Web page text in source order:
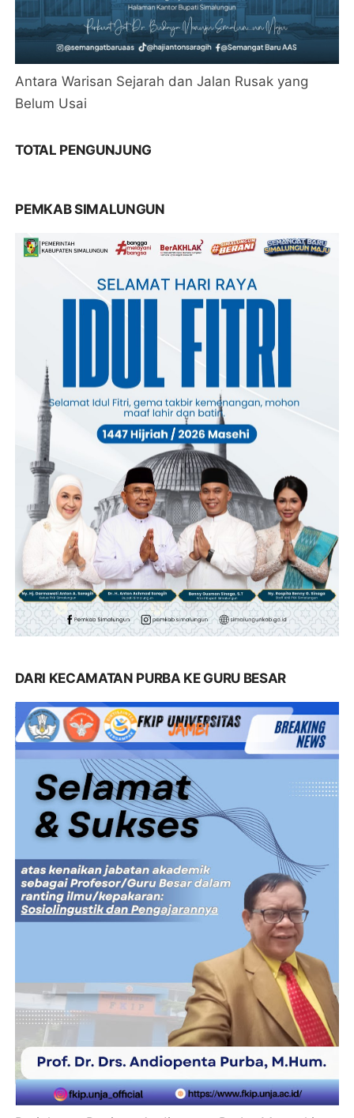
Antara Warisan Sejarah dan Jalan Rusak yang
Belum Usai
TOTAL PENGUNJUNG
PEMKAB SIMALUNGUN
DARI KECAMATAN PURBA KE GURU BESAR